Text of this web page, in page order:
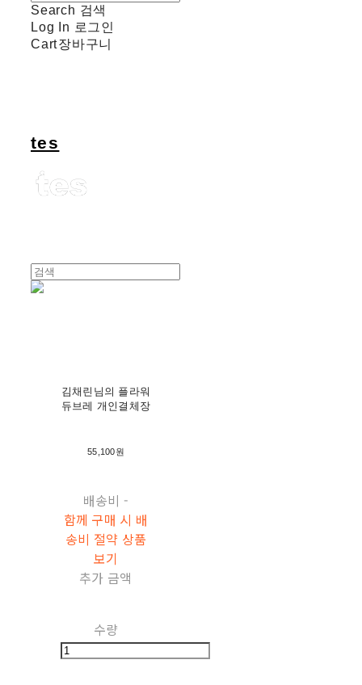
Search 검색
Log In 로그인
Cart장바구니
tes
김채린님의 플라워
듀브레 개인결체장
55,100원
배송비 -
함께 구매 시 배
송비 절약 상품
보기
추가 금액
수량